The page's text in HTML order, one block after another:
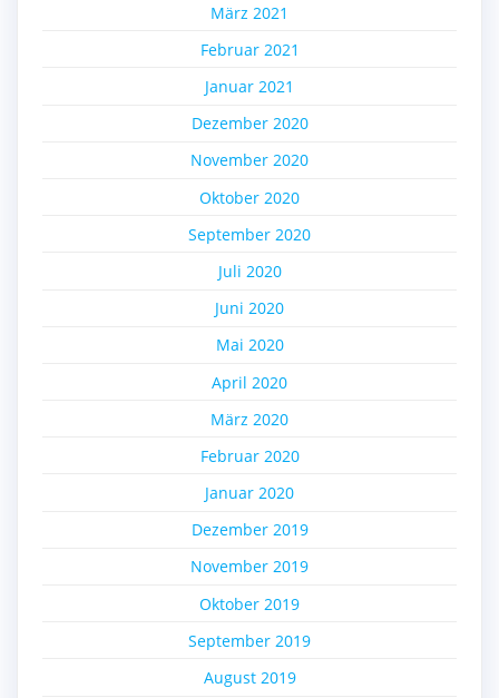
März 2021
Februar 2021
Januar 2021
Dezember 2020
November 2020
Oktober 2020
September 2020
Juli 2020
Juni 2020
Mai 2020
April 2020
März 2020
Februar 2020
Januar 2020
Dezember 2019
November 2019
Oktober 2019
September 2019
August 2019